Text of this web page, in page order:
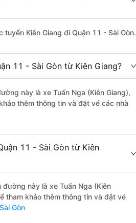
Kiên Giang đi Quận 11 - Sài Gòn.
11 - Sài Gòn từ Kiên Giang?
này là xe Tuấn Nga (Kiên Giang),
thêm thông tin và đặt vé các nhà
11 - Sài Gòn từ Kiên
này là xe Tuấn Nga (Kiên
tham khảo thêm thông tin và đặt vé
Gòn